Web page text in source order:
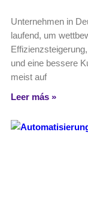
Unternehmen in
laufend, um
und eine bessere
meist auf
Leer más »